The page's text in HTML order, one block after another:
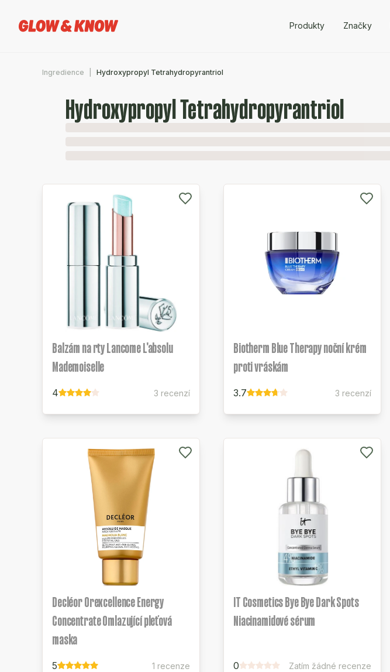
Produkty Značky
Ingredience Hydroxypropyl Tetrahydropyrantriol
Hydroxypropyl Tetrahydropyrantriol
Balzám na rty Lancome L'absolu
Mademoiselle
4 3 recenzí
Biotherm Blue Therapy noční krém
proti vráskám
3.7 3 recenzí
Decléor Orexcellence Energy
Concentrate Omlazující pleťová
maska
5 1 recenze
IT Cosmetics Bye Bye Dark Spots
Niacinamidové sérum
0 Zatím žádné recenze